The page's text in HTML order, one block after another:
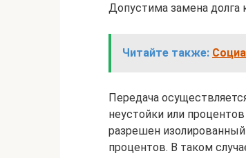
Допустима замена долга
Читайте также:
Передача
неустойки или
разрешен
процентов. В таком